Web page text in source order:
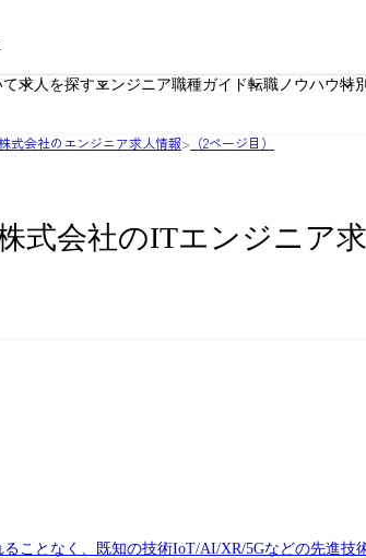
求人を探すエンジニア職種ガイド転職ノウハウ特
式会社のエンジニア求人情報> （2ページ目）
式会社のITエンジニア
ことなく、既知の技術IoT/AI/XR/5Gなどの先進